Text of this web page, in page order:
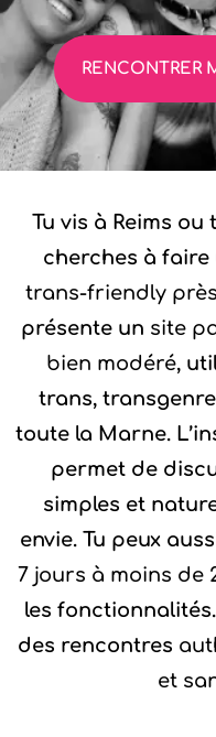
RENCONTRER
Tu vis à Reims
cherches à faire
trans-friendly
présente un site
bien modéré,
trans,
toute la Marne.
permet de
simples et
envie. Tu peux
7 jours à moins de
les
des rencontres
et